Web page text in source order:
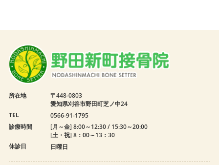
所在地
〒448-0803
愛知県刈谷市野田町芝ノ中24
TEL
0566-91-1795
診療時間
[月～金] 8:00～12:30 / 15:30～20:00
[土・祝] 8：00～13：30
休診日
日曜日